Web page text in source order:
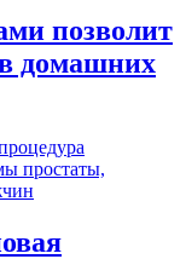
позволит
домашних